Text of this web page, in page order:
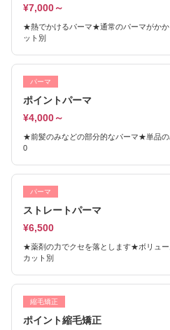
¥7,000～
★熱でかけるパーマ★通常のパーマがか
ット別
パーマ
ポイントパーマ
¥4,000～
★前髪のみなどの部分的なパーマ★単品
0
パーマ
ストレートパーマ
¥6,500
★薬剤の力でクセを落とします★ボリュー
カット別
縮毛矯正
ポイント縮毛矯正